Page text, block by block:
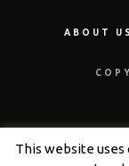
ABOUT US
This website